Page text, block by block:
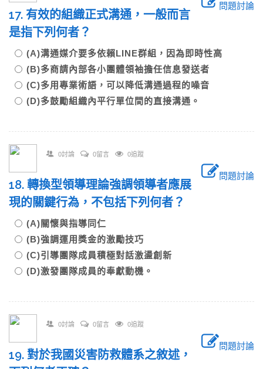
問題討論
17. 有效的組織正式溝通，一般而言
是指下列何者？
(A)溝通媒介要多依賴LINE群組，因為即時性高
(B)多商請內部各小團體領袖擔任信息發送者
(C)多用專業術語，可以降低溝通過程的噪音
(D)多鼓勵組織內平行單位間的直接溝通。
0討論 0留言 0追蹤
問題討論
18. 轉換型領導理論強調領導者應展
現的關鍵行為，不包括下列何者？
(A)關懷與指導同仁
(B)強調運用獎金的激勵技巧
(C)引導團隊成員積極對話激盪創新
(D)激發團隊成員的奉獻動機。
0討論 0留言 0追蹤
問題討論
19. 對於我國災害防救體系之敘述，